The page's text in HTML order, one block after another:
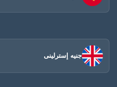
جنيه إسترلينى